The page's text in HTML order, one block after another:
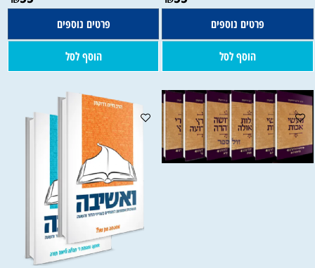
פרטים נוספים
הוסף לסל
פרטים נוספים
הוסף לסל